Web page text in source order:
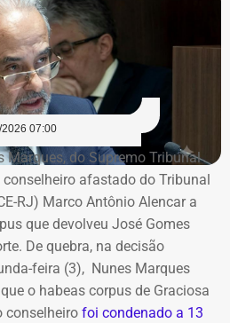
Ancelmo Gois, do Jornal
07:00
Marques, do Supremo Tribunal
afastado do Tribunal
RJ) Marco Antônio Alencar a
que devolveu José Gomes
De quebra, na decisão
feira (3), Nunes Marques
o habeas corpus de Graciosa
conselheiro foi condenado a 13